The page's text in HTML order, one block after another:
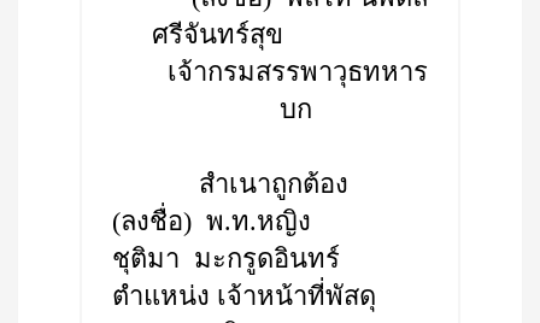
ศรีจันทร์สุข
เจ้ากรมสรรพาวุธทหาร
บก
สำเนาถูกต้อง
(ลงชื่อ) พ.ท.หญิง
ชุติมา มะกรูดอินทร์
ตำแหน่ง เจ้าหน้าที่พัสดุ